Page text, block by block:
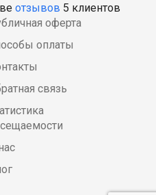
отзывов 5 клиентов
оферта
оплаты
связь